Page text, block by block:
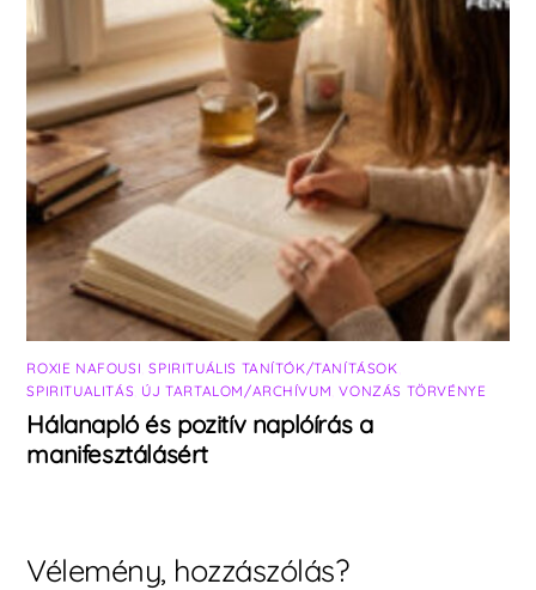
ROXIE NAFOUSI ,SPIRITUÁLIS TANÍTÓK/TANÍTÁSOK
SPIRITUALITÁS ÚJ TARTALOM/ARCHÍVUM ,VONZÁS TÖRVÉNYE
Hálanapló és pozitív naplóírás a
manifesztálásért
Vélemény, hozzászólás?